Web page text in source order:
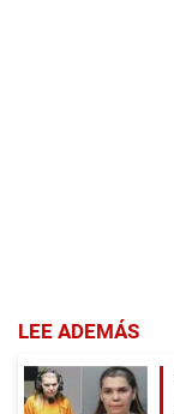
LEE ADEMÁS